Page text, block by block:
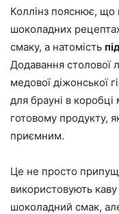
Коллінз пояснює, що
шоколадних
смаку, а натомість
Додавання столової
медової діжонської
для брауні в
готовому продукту,
приємним.
Це не просто
використовують
шоколадний смак,